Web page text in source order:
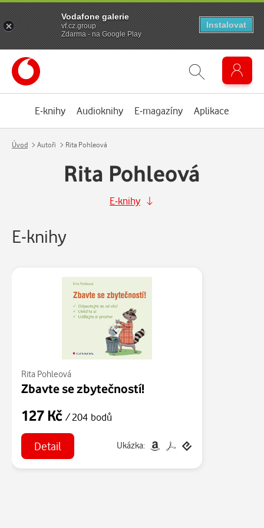
E-knihy Audioknihy E-magazíny Aplikace
Úvod Autoři Rita Pohleová
Rita Pohleová
E-knihy
E-knihy
Rita Pohleová
Zbavte se zbytečností!
127 Kč / 204 bodů
Detail Ukázka:
Vodafone galerie
vf.cz.group
Zdarma - na Google Play
Instalovat